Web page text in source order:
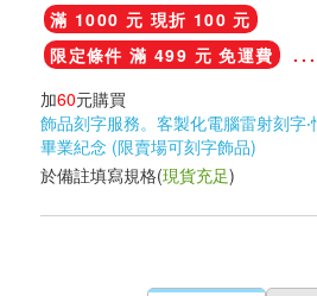
滿 1000 元 現折 100 元
限定條件 滿 499 元 免運費
...
加60元購買
飾品刻字服務。客製化電腦雷射刻字
畢業紀念 (限賣場可刻字飾品)
於備註填寫規格(現貨充足)